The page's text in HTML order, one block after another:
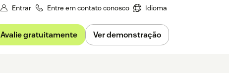
Entrar Entre em contato conosco Idioma
Avalie gratuitamente Ver demonstração